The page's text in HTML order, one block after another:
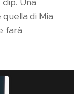
di Mia
farà